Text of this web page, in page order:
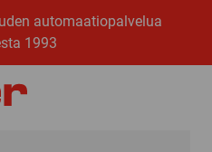
automaatiopalvelua
1993